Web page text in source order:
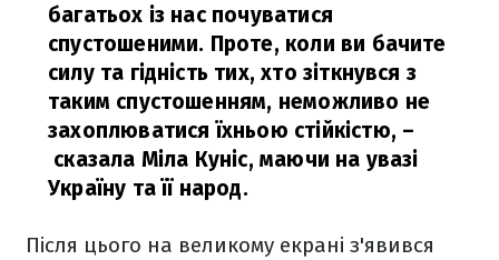
багатьох із нас почуватися
спустошеними. Проте, коли ви бачите
силу та гідність тих, хто зіткнувся з
таким спустошенням, неможливо не
захоплюватися їхньою стійкістю, –
сказала Міла Куніс, маючи на увазі
Україну та її народ.
Після цього на великому екрані з'явився